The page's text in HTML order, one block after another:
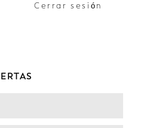
Cerrar sesión